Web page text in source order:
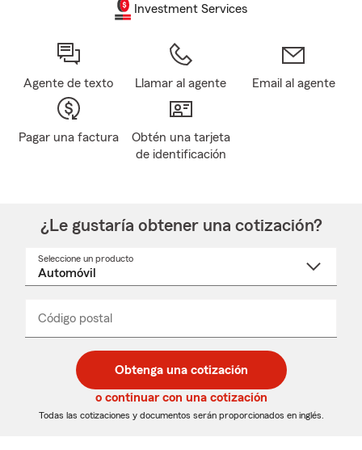
Investment Services
Agente de texto Llamar al agente Email al agente
Pagar una factura
Obtén una tarjeta
de identificación
¿Le gustaría obtener una cotización?
Seleccione un producto
desplegable
Código postal
de
5
dígitos
de
5
dígitos
_____
Obtenga una cotización
o continuar con una cotización
Todas las cotizaciones y documentos serán proporcionados en inglés.